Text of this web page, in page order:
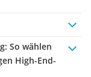
: So wählen
High-End-